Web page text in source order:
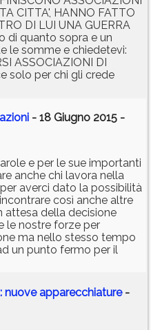
CITTA', HANNO FATTO
DI LUI UNA GUERRA
di quanto sopra e un
le somme e chiedetevi:
ASSOCIAZIONI DI
solo per chi gli crede
- 18 Giugno 2015 -
e per le sue importanti
anche chi lavora nella
averci dato la possibilità
così anche altre
attesa della decisione
le nostre forze per
ma nello stesso tempo
un punto fermo per il
nuove apparecchiature-